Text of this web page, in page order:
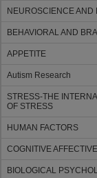
NEUROSCIENCE AND
BEHAVIORAL AND
APPETITE
Autism Research
STRESS-THE
OF STRESS
HUMAN FACTORS
COGNITIVE
BIOLOGICAL